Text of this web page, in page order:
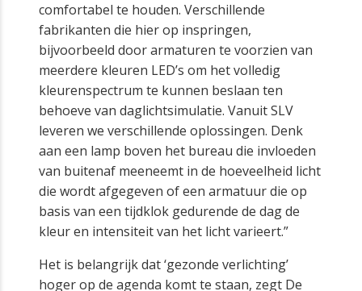
comfortabel te houden. Verschillende
fabrikanten die hier op inspringen,
bijvoorbeeld door armaturen te voorzien van
meerdere kleuren LED’s om het volledig
kleurenspectrum te kunnen beslaan ten
behoeve van daglichtsimulatie. Vanuit SLV
leveren we verschillende oplossingen. Denk
aan een lamp boven het bureau die invloeden
van buitenaf meeneemt in de hoeveelheid licht
die wordt afgegeven of een armatuur die op
basis van een tijdklok gedurende de dag de
kleur en intensiteit van het licht varieert.”
Het is belangrijk dat ‘gezonde verlichting’
hoger op de agenda komt te staan, zegt De